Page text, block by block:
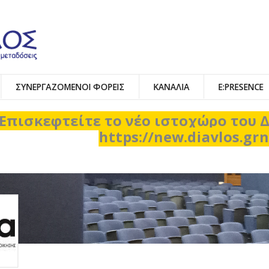
ΣΥΝΕΡΓΑΖΟΜΕΝΟΙ ΦΟΡΕΙΣ ΚΑΝΑΛΙΑ E:PRESENCE
το νέο ιστοχώρο
https://